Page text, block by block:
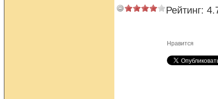
Рейтинг:
Нравится